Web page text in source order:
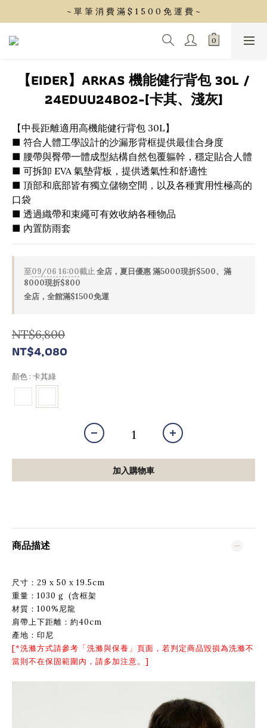
~ 單 筆 消 費 滿 $ 1 5 0 0 免 運 費 ~
~ 單 筆 消 費 滿 $ 1 5 0 0 免 運 費 ~
會 員 享 2% 點 數 回 饋 (1點=1元)
【EIDER】ARKAS 機能健行背包 30L /
24EDUU24B02-[卡其、淺灰]
【中長距離適用高機能健行背包 30L】
■ 符合人體工學設計的沙漏形背框提供最佳合身度
■ 腰帶與臀帶一體成型結構自然包覆軀幹，穩定貼合人體
■ 可拆卸 EVA 氣墊背板，提供透氣性和舒適性
■ 頂部和底部皆有獨立儲物空間，以及各種實用性極高的
口袋
■ 透過織帶和束繩可有效收納各種物品
■ 內置防雨套
至09/06 16:00截止全店，夏日優惠 滿5000現折$500、滿
8000現折$800
全店，全館滿$1500免運
NT$6,800
NT$4,080
顏色 : 卡其綠
加入購物車
商品描述
尺寸：29 x 50 x 19.5cm
重量：1030 g (含框架
材質：100%尼龍
肩帶上下距離：約40cm
產地：印尼
[*洗滌方式請參考「洗滌與保養 」頁面，若判定商品毀損為洗滌不
當則不在保固範圍內，請多加注意。]